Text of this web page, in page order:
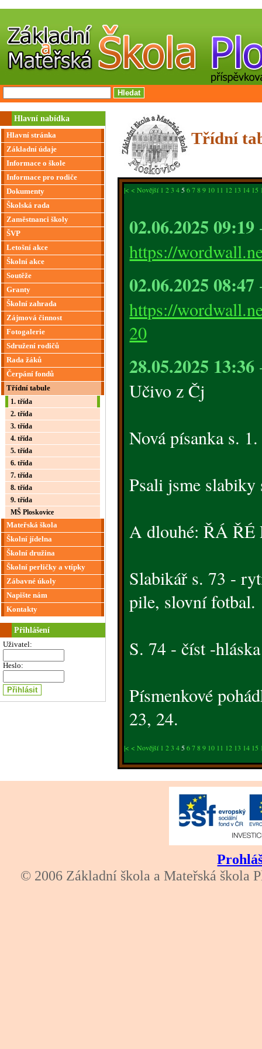
Hlavní nabídka
Hlavní stránka
Základní údaje
Informace o škole
Informace pro rodiče
Dokumenty
Školská rada
Zaměstnanci školy
ŠVP
Letošní akce
Školní akce
Soutěže
Granty
Školní zahrada
Zájmová činnost
Fotogalerie
Sdružení rodičů
Rada žáků
Čerpání fondů
Třídní tabule
1. třída
2. třída
3. třída
4. třída
5. třída
6. třída
7. třída
8. třída
9. třída
MŠ Ploskovice
Mateřská škola
Školní jídelna
Školní družina
Školní perličky a vtípky
Zábavné úkoly
Napište nám
Kontakty
Přihlášení
Uživatel:
Heslo:
Třídní
|< < Novější 1 2 3 4 5 6 7 8 9 10 11 12 13 14 15
02.06.2025 09:19
https://
02.06.2025 08:47
https://
20
28.05.2025 13:36
Učivo z Čj
Nová písanka s. 1.
Psali jsme
A dlouhé: ŘÁ ŘÉ
Slabikář s. 73 -
pile, slovní fotbal.
S. 74 - číst -
Písmenkové
23, 24.
|< < Novější 1 2 3 4 5 6 7 8 9 10 11 12 13 14 15
© 2006 Základní škola a Mateřská škola